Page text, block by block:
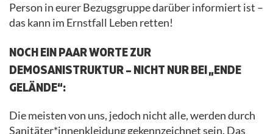
Person in eurer Bezugsgruppe darüber informiert ist –
das kann im Ernstfall Leben retten!
NOCH EIN PAAR WORTE ZUR
DEMOSANISTRUKTUR – NICHT NUR BEI „ENDE
GELÄNDE“:
Die meisten von uns, jedoch nicht alle, werden durch
Sanitäter*innenkleidung gekennzeichnet sein. Das